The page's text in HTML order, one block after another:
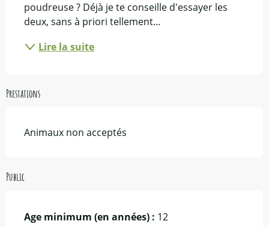
poudreuse ? Déjà je te conseille d'essayer les
deux, sans à priori tellement...
Lire la suite
Prestations
Animaux non acceptés
Public
Age minimum (en années) : 12